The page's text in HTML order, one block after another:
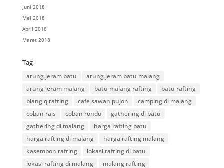
Juni 2018
Mei 2018
April 2018
Maret 2018
Tag
arung jeram batu
arung jeram batu malang
arung jeram malang
batu malang rafting
batu rafting
blang q rafting
cafe sawah pujon
camping di malang
coban rais
coban rondo
gathering di batu
gathering di malang
harga rafting batu
harga rafting di malang
harga rafting malang
kasembon rafting
lokasi rafting di batu
lokasi rafting di malang
malang rafting